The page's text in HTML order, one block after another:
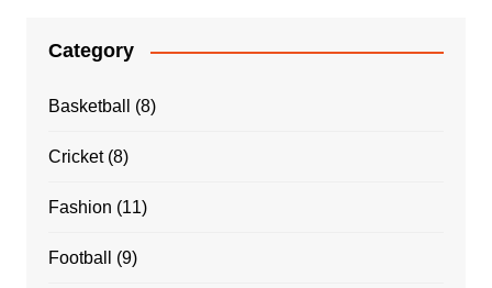
Category
Basketball (8)
Cricket(8)
Fashion (11)
Football (9)